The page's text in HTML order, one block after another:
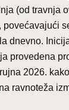
(od travnja
dnevno.
provedena
2026.
ravnoteža